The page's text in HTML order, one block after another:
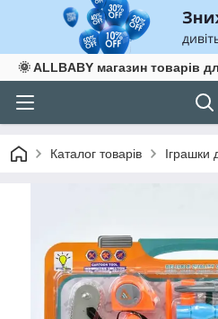
🌞 ALLBABY магазин товарів
Каталог товарів Іграшки